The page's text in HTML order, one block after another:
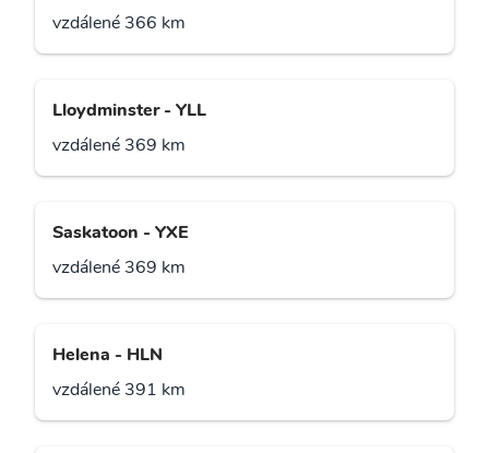
vzdálené 366 km
Lloydminster - YLL
vzdálené 369 km
Saskatoon - YXE
vzdálené 369 km
Helena - HLN
vzdálené 391 km